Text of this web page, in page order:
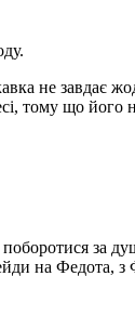
не завдає
тому що
на Федота,